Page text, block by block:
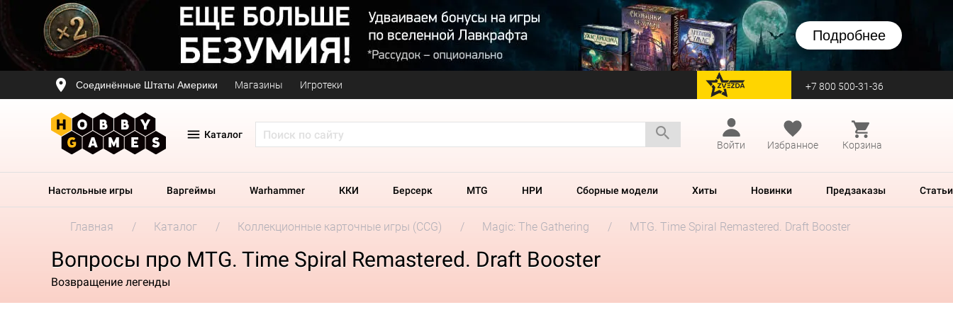
Подробнее
Соединённые Штаты Америки Магазины Игротеки перейти на Zvezda +7 800 500-31-36
Каталог
Войти
Избранное Корзина
Настольные игры Варгеймы Warhammer ККИ Берсерк MTG НРИ Сборные модели Хиты Новинки Предзаказы Статьи
Главная Каталог Коллекционные карточные игры (CCG) Magic: The Gathering MTG. Time Spiral Remastered. Draft Booster
Вопросы про MTG. Time Spiral Remastered. Draft Booster
Возвращение легенды